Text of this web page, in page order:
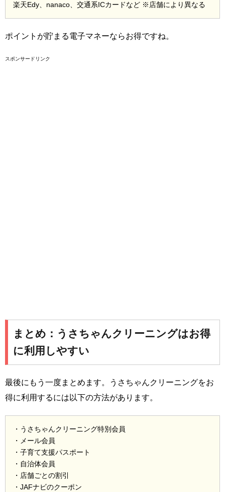
楽天Edy、nanaco、交通系ICカードなど ※店舗により異なる
ポイントが貯まる電子マネーならお得ですね。
スポンサードリンク
まとめ：うさちゃんクリーニングはお得
に利用しやすい
最後にもう一度まとめます。うさちゃんクリーニングをお
得に利用するには以下の方法があります。
・うさちゃんクリーニング特別会員
・メール会員
・子育て支援パスポート
・自治体会員
・店舗ごとの割引
・JAFナビのクーポン